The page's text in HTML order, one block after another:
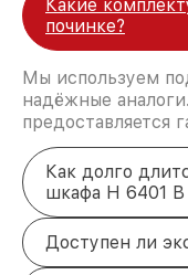
Какие
починке?
Мы используем
надёжные
предоставляется
Как долго
шкафа H 6401 B
Доступен ли